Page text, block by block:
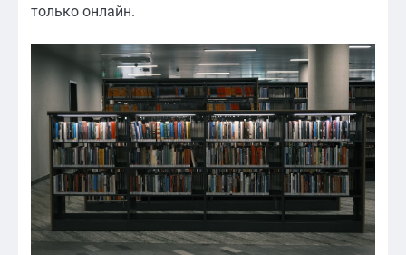
только онлайн.